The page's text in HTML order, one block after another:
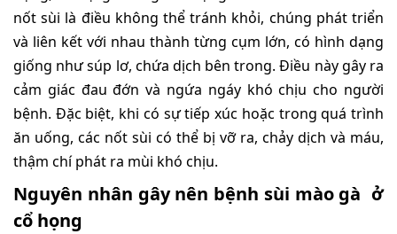
nốt sùi là điều không thể tránh khỏi, chúng phát triển
và liên kết với nhau thành từng cụm lớn, có hình dạng
giống như súp lơ, chứa dịch bên trong. Điều này gây ra
cảm giác đau đớn và ngứa ngáy khó chịu cho người
bệnh. Đặc biệt, khi có sự tiếp xúc hoặc trong quá trình
ăn uống, các nốt sùi có thể bị vỡ ra, chảy dịch và máu,
thậm chí phát ra mùi khó chịu.
Nguyên nhân gây nên bệnh sùi mào gà ở
cổ họng